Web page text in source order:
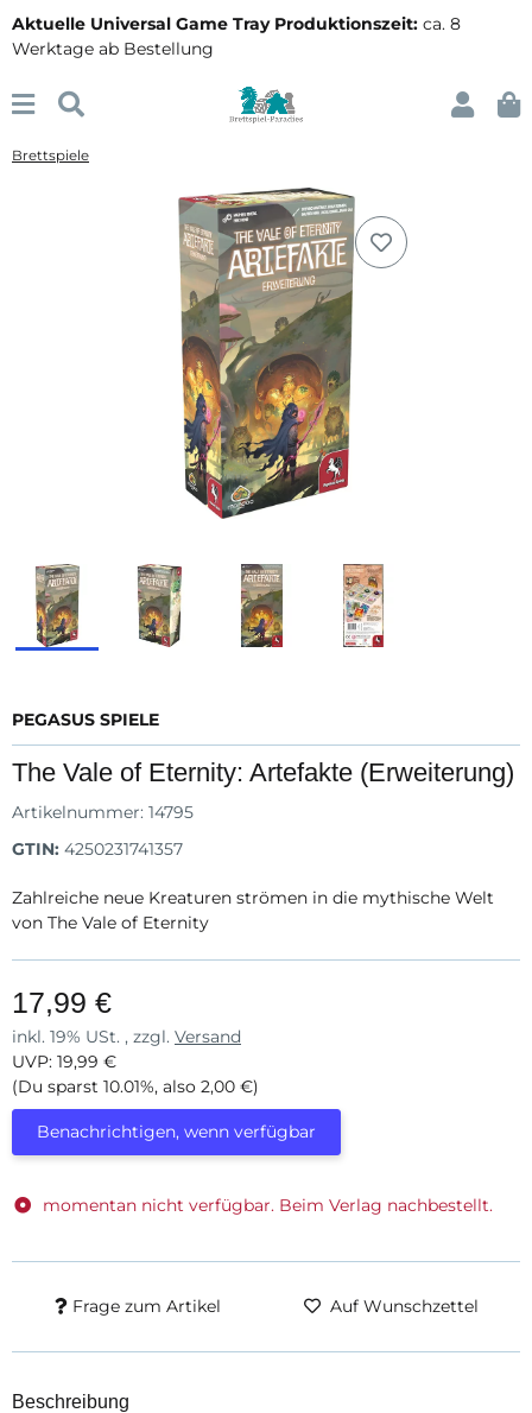
Aktuelle Universal Game Tray Produktionszeit: ca. 8
Werktage ab Bestellung
Brettspiele
PEGASUS SPIELE
The Vale of Eternity: Artefakte (Erweiterung)
Artikelnummer: 14795
GTIN: 4250231741357
Zahlreiche neue Kreaturen strömen in die mythische Welt
von The Vale of Eternity
17,99 €
inkl. 19% USt. , zzgl. Versand
UVP: 19,99 €
(Du sparst 10.01%, also 2,00 €)
Benachrichtigen, wenn verfügbar
momentan nicht verfügbar. Beim Verlag nachbestellt.
Frage zum Artikel Auf Wunschzettel
Beschreibung